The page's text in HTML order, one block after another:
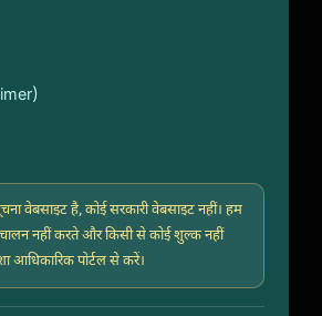
वेबसाइट है, कोई सरकारी वेबसाइट नहीं। हम
नहीं करते और किसी से कोई शुल्क नहीं
आधिकारिक पोर्टल से करें।